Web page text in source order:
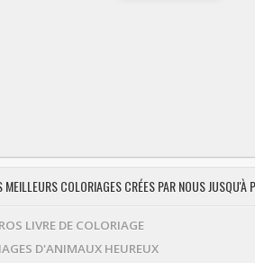
MEILLEURS COLORIAGES CRÉES PAR NOUS JUSQU'À
LIVRE DE COLORIAGE
D'ANIMAUX HEUREUX